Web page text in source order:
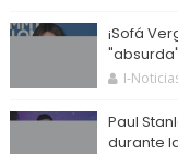
¡Sofá
I-
Paul
durante